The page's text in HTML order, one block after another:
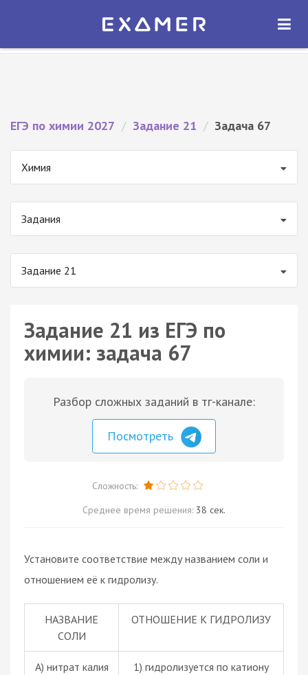
Экзамер — ЕГЭ 2027
ОТКРЫТЬ
ЕГЭ по химии 2027 / Задание 21 / Задача 67
Химия
Задания
Задание 21
Задание 21 из ЕГЭ по
химии: задача 67
Разбор сложных заданий в тг-канале:
Посмотреть
Сложность:
Среднее время решения: 38 сек.
Установите соответствие между названием соли и
отношением её к гидролизу.
НАЗВАНИЕ
СОЛИ
ОТНОШЕНИЕ К ГИДРОЛИЗУ
А) нитрат калия
1) гидролизуется по катиону